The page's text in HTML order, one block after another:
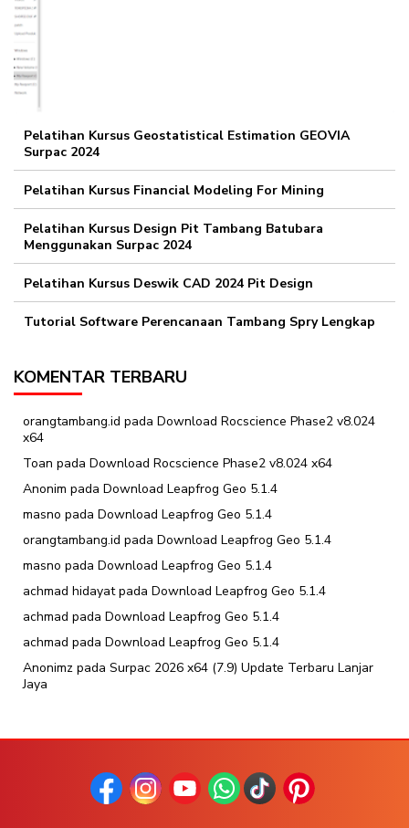
Pelatihan Kursus Geostatistical Estimation GEOVIA
Surpac 2024
Pelatihan Kursus Financial Modeling For Mining
Pelatihan Kursus Design Pit Tambang Batubara
Menggunakan Surpac 2024
Pelatihan Kursus Deswik CAD 2024 Pit Design
Tutorial Software Perencanaan Tambang Spry Lengkap
KOMENTAR TERBARU
orangtambang.id pada Download Rocscience Phase2 v8.024
x64
Toan pada Download Rocscience Phase2 v8.024 x64
Anonim pada Download Leapfrog Geo 5.1.4
masno pada Download Leapfrog Geo 5.1.4
orangtambang.id pada Download Leapfrog Geo 5.1.4
masno pada Download Leapfrog Geo 5.1.4
achmad hidayatpada Download Leapfrog Geo 5.1.4
achmad pada Download Leapfrog Geo 5.1.4
achmad pada Download Leapfrog Geo 5.1.4
Anonimz pada Surpac 2026 x64 (7.9) Update Terbaru Lanjar
Jaya